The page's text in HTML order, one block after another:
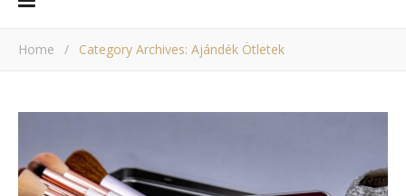
Home / Category Archives: Ajándék Ötletek